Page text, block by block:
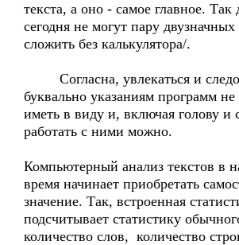
текста, а оно - самое главное. Так
сегодня не могут пару двузначных
сложить без калькулятора/.
Согласна, увлекаться и
буквально указаниям программ не
иметь в виду и, включая голову и
работать с ними можно.
Компьютерный анализ текстов в
время начинает приобретать
значение. Так, встроенная
подсчитывает статистику
количество слов, количество